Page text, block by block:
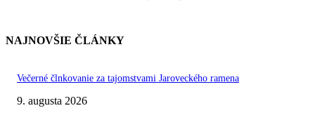
NAJNOVŠIE ČLÁNKY
Večerné člnkovanie za tajomstvami Jaroveckého ramena
9. augusta 2026